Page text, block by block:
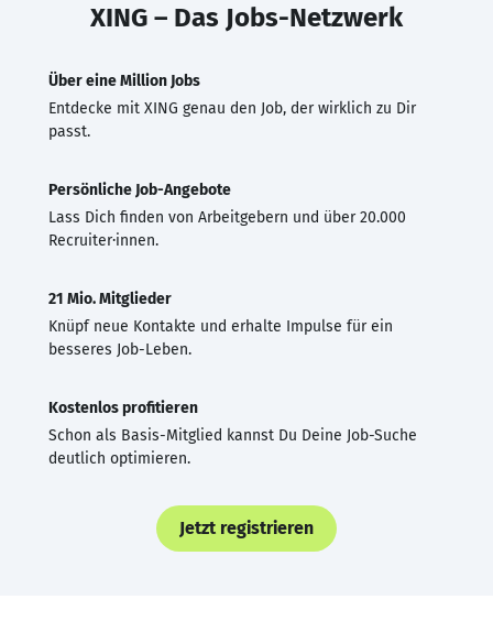
XING – Das Jobs-Netzwerk
Über eine Million Jobs
Entdecke mit XING genau den Job, der wirklich zu Dir
passt.
Persönliche Job-Angebote
Lass Dich finden von Arbeitgebern und über 20.000
Recruiter·innen.
21 Mio. Mitglieder
Knüpf neue Kontakte und erhalte Impulse für ein
besseres Job-Leben.
Kostenlos profitieren
Schon als Basis-Mitglied kannst Du Deine Job-Suche
deutlich optimieren.
Jetzt registrieren